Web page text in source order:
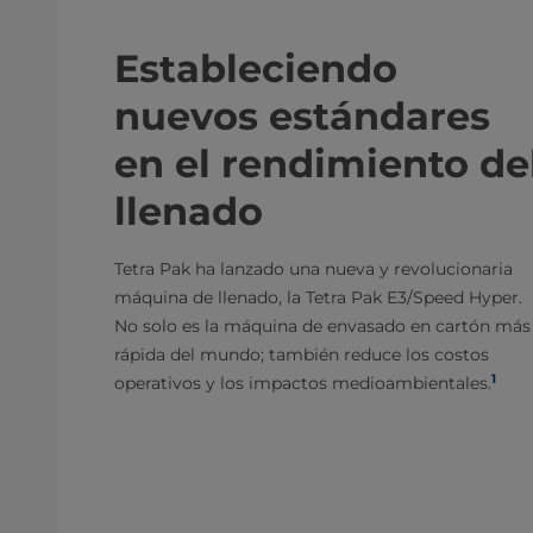
Estableciendo
nuevos estándares
en el rendimiento
llenado
Tetra Pak ha lanzado una nueva y revolucionaria
máquina de llenado, la Tetra Pak E3/Speed Hyper.
No solo es la máquina de envasado en cartón más
rápida del mundo; también reduce los costos
operativos y los impactos medioambientales.1